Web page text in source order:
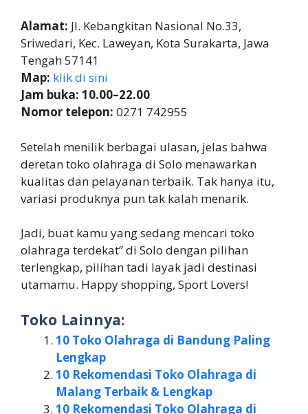
Alamat: Jl. Kebangkitan Nasional No.33,
Sriwedari, Kec. Laweyan, Kota Surakarta, Jawa
Tengah 57141
Map: klik di sini
Jam buka: 10.00–22.00
Nomor telepon: 0271 742955
Setelah menilik berbagai ulasan, jelas bahwa
deretan toko olahraga di Solo menawarkan
kualitas dan pelayanan terbaik. Tak hanya itu,
variasi produknya pun tak kalah menarik.
Jadi, buat kamu yang sedang mencari toko
olahraga terdekat” di Solo dengan pilihan
terlengkap, pilihan tadi layak jadi destinasi
utamamu. Happy shopping, Sport Lovers!
Toko Lainnya:
10 Toko Olahraga di Bandung Paling
Lengkap
10 Rekomendasi Toko Olahraga di
Malang Terbaik & Lengkap
10 Rekomendasi Toko Olahraga di